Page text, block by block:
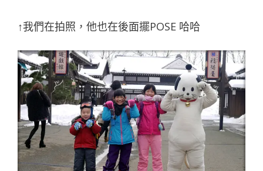
↑我們在拍照，他也在後面擺POSE 哈哈